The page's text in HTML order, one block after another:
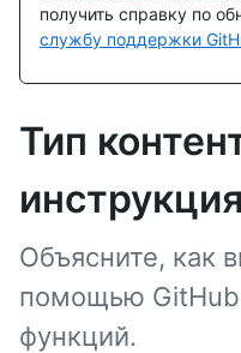
получить справку по
службу поддержки
Тип
Объясните, как
помощью GitHub
функций.